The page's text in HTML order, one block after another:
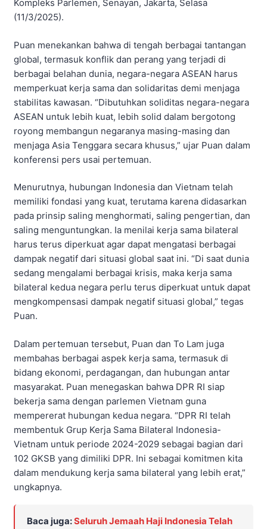
Kompleks Parlemen, Senayan, Jakarta, Selasa
(11/3/2025).
Puan menekankan bahwa di tengah berbagai tantangan
global, termasuk konflik dan perang yang terjadi di
berbagai belahan dunia, negara-negara ASEAN harus
memperkuat kerja sama dan solidaritas demi menjaga
stabilitas kawasan. “Dibutuhkan soliditas negara-negara
ASEAN untuk lebih kuat, lebih solid dalam bergotong
royong membangun negaranya masing-masing dan
menjaga Asia Tenggara secara khusus,” ujar Puan dalam
konferensi pers usai pertemuan.
Menurutnya, hubungan Indonesia dan Vietnam telah
memiliki fondasi yang kuat, terutama karena didasarkan
pada prinsip saling menghormati, saling pengertian, dan
saling menguntungkan. Ia menilai kerja sama bilateral
harus terus diperkuat agar dapat mengatasi berbagai
dampak negatif dari situasi global saat ini. “Di saat dunia
sedang mengalami berbagai krisis, maka kerja sama
bilateral kedua negara perlu terus diperkuat untuk dapat
mengkompensasi dampak negatif situasi global,” tegas
Puan.
Dalam pertemuan tersebut, Puan dan To Lam juga
membahas berbagai aspek kerja sama, termasuk di
bidang ekonomi, perdagangan, dan hubungan antar
masyarakat. Puan menegaskan bahwa DPR RI siap
bekerja sama dengan parlemen Vietnam guna
mempererat hubungan kedua negara. “DPR RI telah
membentuk Grup Kerja Sama Bilateral Indonesia-
Vietnam untuk periode 2024-2029 sebagai bagian dari
102 GKSB yang dimiliki DPR. Ini sebagai komitmen kita
dalam mendukung kerja sama bilateral yang lebih erat,”
ungkapnya.
Baca juga:Seluruh Jemaah Haji Indonesia Telah